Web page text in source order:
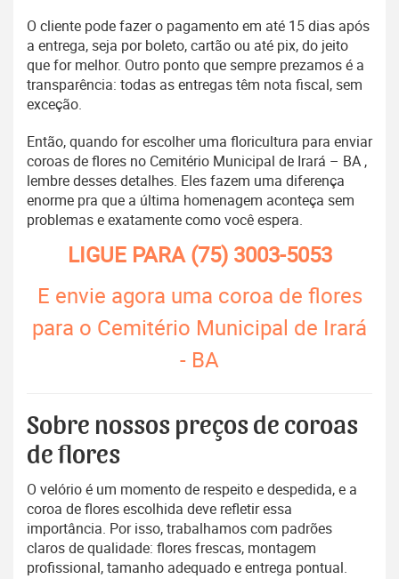
O cliente pode fazer o pagamento em até 15 dias após
a entrega, seja por boleto, cartão ou até pix, do jeito
que for melhor. Outro ponto que sempre prezamos é a
transparência: todas as entregas têm nota fiscal, sem
exceção.
Então, quando for escolher uma floricultura para enviar
coroas de flores no Cemitério Municipal de Irará – BA ,
lembre desses detalhes. Eles fazem uma diferença
enorme pra que a última homenagem aconteça sem
problemas e exatamente como você espera.
LIGUE PARA(75) 3003-5053
E envie agora uma coroa de flores
para o Cemitério Municipal de Irará
- BA
Sobre nossos preços de coroas
de flores
O velório é um momento de respeito e despedida, e a
coroa de flores escolhida deve refletir essa
importância. Por isso, trabalhamos com padrões
claros de qualidade: flores frescas, montagem
profissional, tamanho adequado e entrega pontual.